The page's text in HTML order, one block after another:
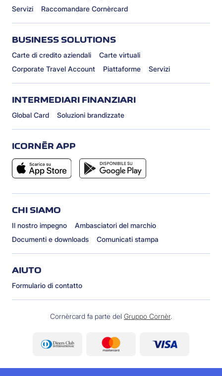
Servizi
Raccomandare Cornèrcard
BUSINESS SOLUTIONS
Carte di credito aziendali
Carte virtuali
Corporate Travel Account
Piattaforme Servizi
INTERMEDIARI FINANZIARI
Global Card Soluzioni brandizzate
ICORNÈR APP
CHI SIAMO
Il nostro impegno
Ambasciatori del marchio
Documenti e downloads
Comunicati stampa
AIUTO
Formulario di contatto
Cornèrcard fa parte del Gruppo Cornèr.